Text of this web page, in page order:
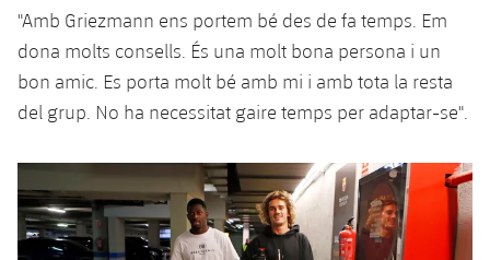
"Amb Griezmann ens portem bé des de fa temps. Em
dona molts consells. És una molt bona persona i un
bon amic. Es porta molt bé amb mi i amb tota la resta
del grup. No ha necessitat gaire temps per adaptar-se".